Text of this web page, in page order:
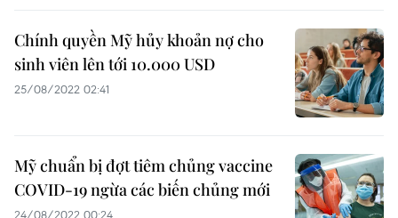
Chính quyền Mỹ hủy khoản nợ cho
sinh viên lên tới 10.000 USD
25/08/2022 02:41
Mỹ chuẩn bị đợt tiêm chủng vaccine
COVID-19 ngừa các biến chủng mới
24/08/2022 00:24